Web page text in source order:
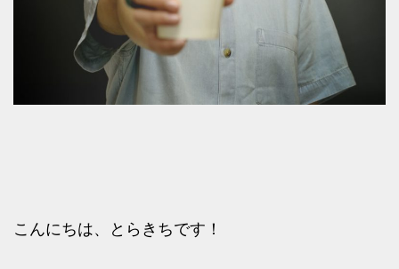
こんにちは、とらきちです！